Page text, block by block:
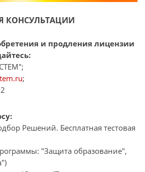
КОНСУЛЬТАЦИИ
и продления лицензии
;
Решений. Бесплатная тестовая
"Защита образование",